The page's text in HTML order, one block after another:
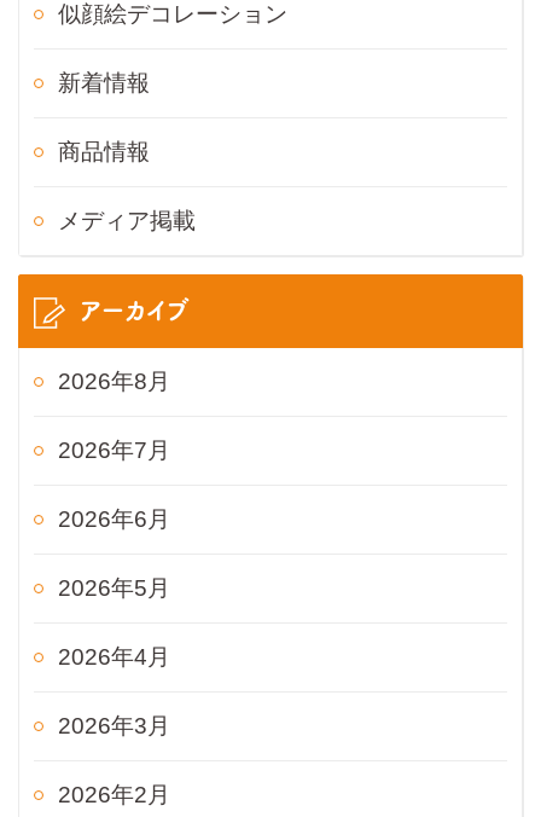
似顔絵デコレーション
新着情報
商品情報
メディア掲載
アーカイブ
2026年8月
2026年7月
2026年6月
2026年5月
2026年4月
2026年3月
2026年2月